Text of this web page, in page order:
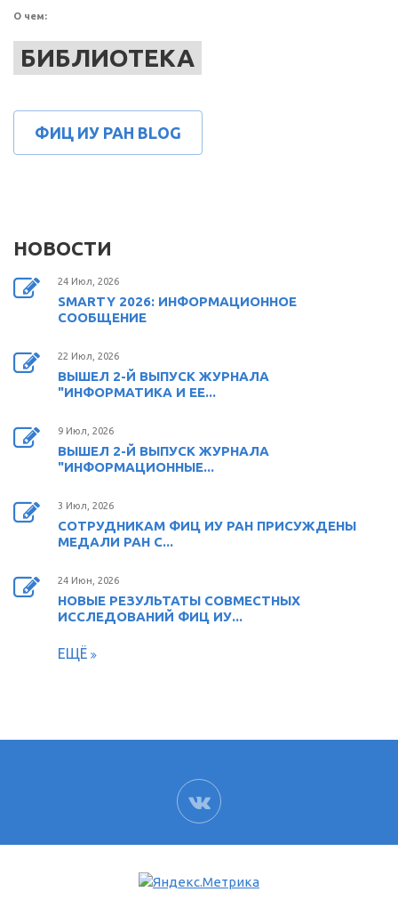
О чем:
БИБЛИОТЕКА
ФИЦ ИУ РАН BLOG
НОВОСТИ
24 Июл, 2026
SMARTY 2026: ИНФОРМАЦИОННОЕ
СООБЩЕНИЕ
22 Июл, 2026
ВЫШЕЛ 2-Й ВЫПУСК ЖУРНАЛА
"ИНФОРМАТИКА И ЕЕ...
9 Июл, 2026
ВЫШЕЛ 2-Й ВЫПУСК ЖУРНАЛА
"ИНФОРМАЦИОННЫЕ...
3 Июл, 2026
СОТРУДНИКАМ ФИЦ ИУ РАН ПРИСУЖДЕНЫ
МЕДАЛИ РАН С...
24 Июн, 2026
НОВЫЕ РЕЗУЛЬТАТЫ СОВМЕСТНЫХ
ИССЛЕДОВАНИЙ ФИЦ ИУ...
ЕЩЁ
ВК